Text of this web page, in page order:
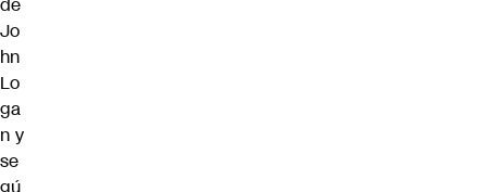
Jo
hn
Lo
ga
n y
se
gú